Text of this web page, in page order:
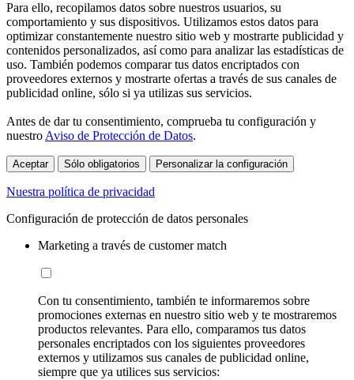
Para ello, recopilamos datos sobre nuestros usuarios, su
comportamiento y sus dispositivos. Utilizamos estos datos para
optimizar constantemente nuestro sitio web y mostrarte publicidad y
contenidos personalizados, así como para analizar las estadísticas de
uso. También podemos comparar tus datos encriptados con
proveedores externos y mostrarte ofertas a través de sus canales de
publicidad online, sólo si ya utilizas sus servicios.
Antes de dar tu consentimiento, comprueba tu configuración y
nuestro Aviso de Protección de Datos.
Aceptar Sólo obligatorios Personalizar la configuración
Nuestra política de privacidad
Configuración de protección de datos personales
Marketing a través de customer match
Con tu consentimiento, también te informaremos sobre
promociones externas en nuestro sitio web y te mostraremos
productos relevantes. Para ello, comparamos tus datos
personales encriptados con los siguientes proveedores
externos y utilizamos sus canales de publicidad online,
siempre que ya utilices sus servicios: